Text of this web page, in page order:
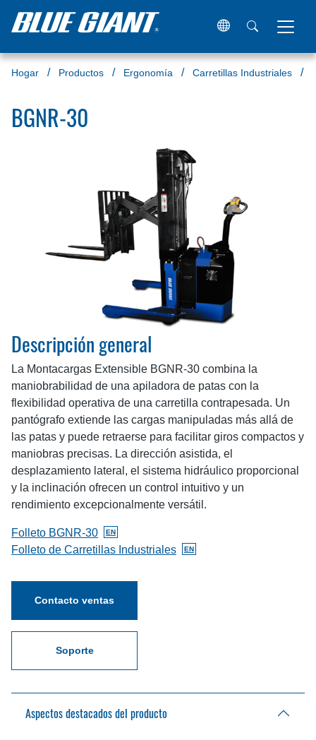
Hogar Productos Ergonomía Carretillas Industriales
BGNR-30
Descripción general
La Montacargas Extensible BGNR-30 combina la
maniobrabilidad de una apiladora de patas con la
flexibilidad operativa de una carretilla contrapesada. Un
pantógrafo extiende las cargas manipuladas más allá de
las patas y puede retraerse para facilitar giros compactos y
maniobras precisas. La dirección asistida, el
desplazamiento lateral, el sistema hidráulico proporcional
y la inclinación ofrecen un control intuitivo y un
rendimiento excepcionalmente versátil.
Folleto BGNR-30 EN
BlueGiant.General.DocumentOnlyAvailableInglés
Folleto de Carretillas Industriales EN
Contacto ventas
Soporte
Aspectos destacados del producto